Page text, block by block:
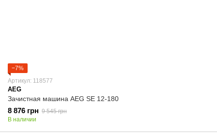
−7%
Артикул: 118577
AEG
Зачистная машина AEG SE 12-180
8 876 грн 9 545 грн
В наличии